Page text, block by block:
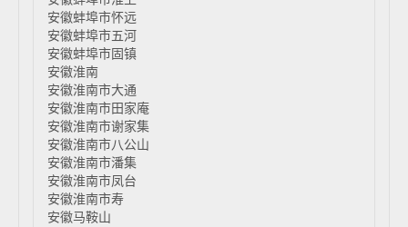
安徽蚌埠市怀远
安徽蚌埠市五河
安徽蚌埠市固镇
安徽淮南
安徽淮南市大通
安徽淮南市田家庵
安徽淮南市谢家集
安徽淮南市八公山
安徽淮南市潘集
安徽淮南市凤台
安徽淮南市寿
安徽马鞍山